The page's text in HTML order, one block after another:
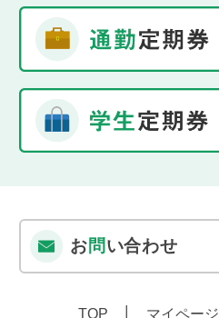
お問い合わせ
TOP マイページ